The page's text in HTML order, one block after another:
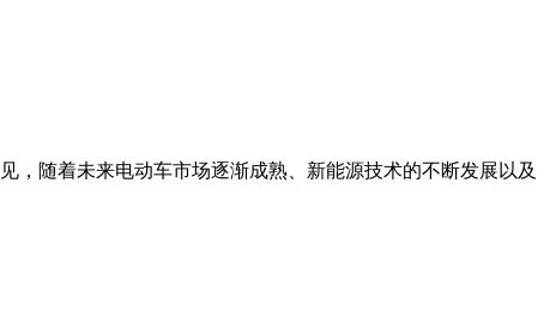
，随着未来电动车市场逐渐成熟、新能源技术的不断发展以及